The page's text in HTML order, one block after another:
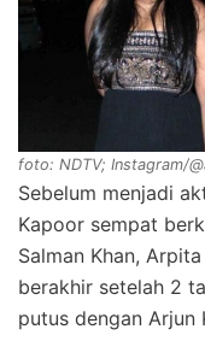
foto: NDTV; Instagram/
Sebelum menjadi
Kapoor sempat
Salman Khan,
berakhir setelah 2
putus dengan